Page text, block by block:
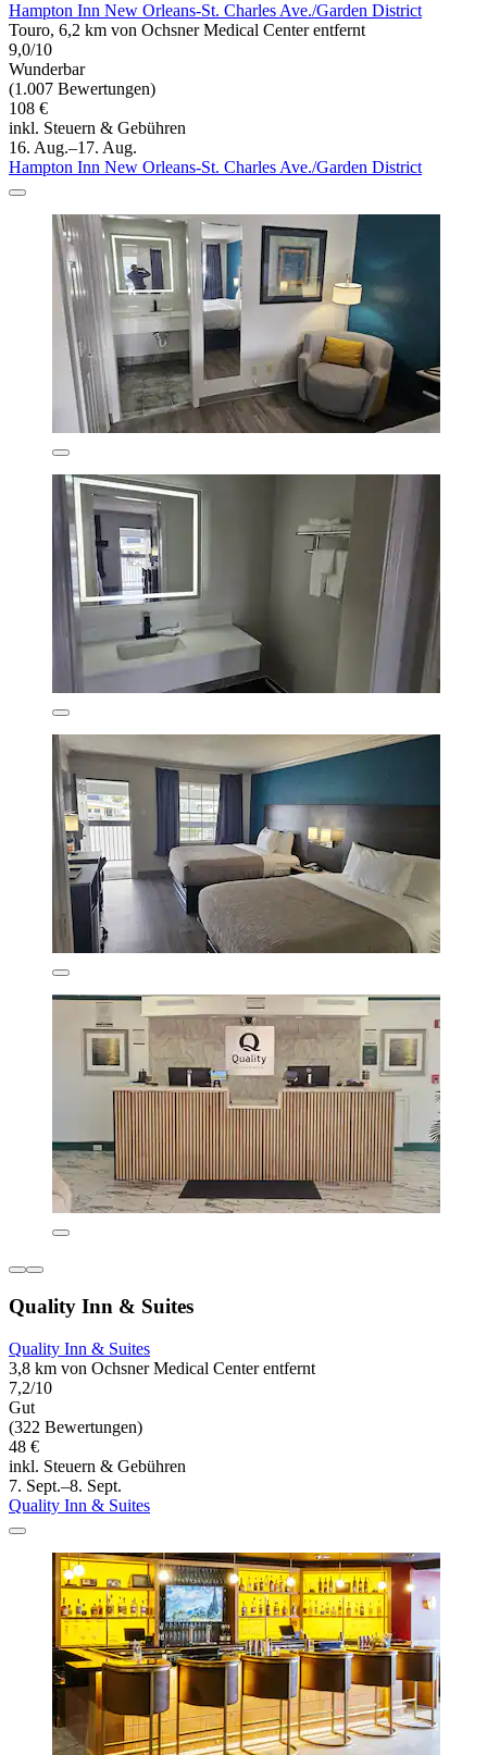
Hampton Inn New Orleans-St. Charles Ave./Garden District
Touro, 6,2 km von Ochsner Medical Center entfernt
9,0/10
Wunderbar
(1.007 Bewertungen)
108 €
inkl. Steuern & Gebühren
16. Aug.–17. Aug.
Hampton Inn New Orleans-St. Charles Ave./Garden District
Quality Inn & Suites
Quality Inn & Suites
3,8 km von Ochsner Medical Center entfernt
7,2/10
Gut
(322 Bewertungen)
48 €
inkl. Steuern & Gebühren
7. Sept.–8. Sept.
Quality Inn & Suites